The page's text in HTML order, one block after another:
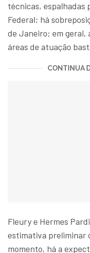
técnicas, espalhadas
Federal; há
de Janeiro; em geral,
áreas de atuação
CONTINUA
Fleury e Hermes
estimativa preliminar
momento, há a